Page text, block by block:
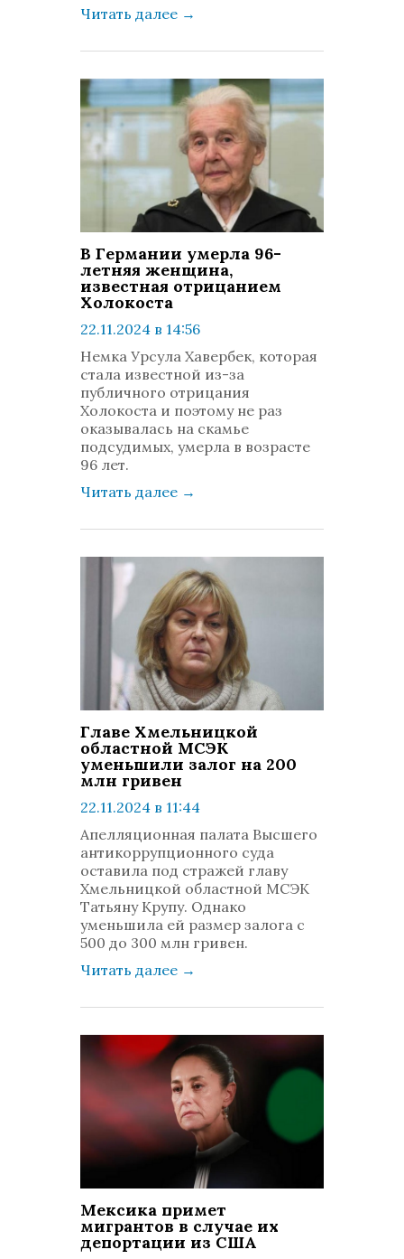
Читать далее →
В Германии умерла 96-
летняя женщина,
известная отрицанием
Холокоста
22.11.2024 в 14:56
просмотров: 762
комментариев: 0
Немка Урсула Хавербек, которая
стала известной из-за
публичного отрицания
Холокоста и поэтому не раз
оказывалась на скамье
подсудимых, умерла в возрасте
96 лет.
Читать далее →
Главе Хмельницкой
областной МСЭК
уменьшили залог на 200
млн гривен
22.11.2024 в 11:44
комментариев: 0
Апелляционная палата Высшего
антикоррупционного суда
оставила под стражей главу
Хмельницкой областной МСЭК
Татьяну Крупу. Однако
уменьшила ей размер залога с
500 до 300 млн гривен.
Читать далее →
Мексика примет
мигрантов в случае их
депортации из США